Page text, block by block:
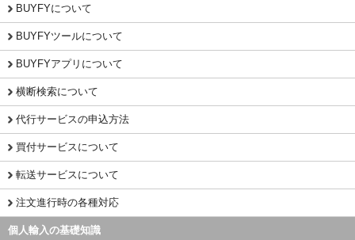
BUYFYについて
BUYFYツールについて
BUYFYアプリについて
横断検索について
代行サービスの申込方法
買付サービスについて
転送サービスについて
注文進行時の各種対応
個人輸入の基礎知識